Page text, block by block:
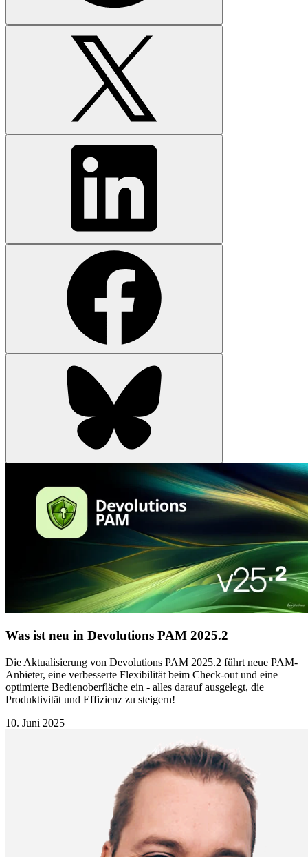
Was ist neu in Devolutions PAM 2025.2
Die Aktualisierung von Devolutions PAM 2025.2 führt neue PAM-
Anbieter, eine verbesserte Flexibilität beim Check-out und eine
optimierte Bedienoberfläche ein - alles darauf ausgelegt, die
Produktivität und Effizienz zu steigern!
10. Juni 2025